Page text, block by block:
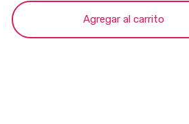
Agregar al carrito